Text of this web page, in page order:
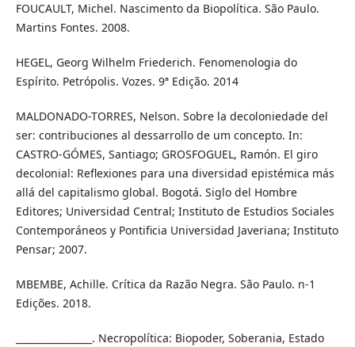
FOUCAULT, Michel. Nascimento da Biopolítica. São Paulo.
Martins Fontes. 2008.
HEGEL, Georg Wilhelm Friederich. Fenomenologia do
Espírito. Petrópolis. Vozes. 9ª Edição. 2014
MALDONADO-TORRES, Nelson. Sobre la decoloniedade del
ser: contribuciones al dessarrollo de um concepto. In:
CASTRO-GÓMES, Santiago; GROSFOGUEL, Ramón. El giro
decolonial: Reflexiones para una diversidad epistémica más
allá del capitalismo global. Bogotá. Siglo del Hombre
Editores; Universidad Central; Instituto de Estudios Sociales
Contemporáneos y Pontificia Universidad Javeriana; Instituto
Pensar; 2007.
MBEMBE, Achille. Crítica da Razão Negra. São Paulo. n-1
Edições. 2018.
________________. Necropolítica: Biopoder, Soberania, Estado